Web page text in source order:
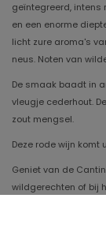
geïntegreerd, intens
en een enorme
licht zure aroma's
neus. Noten van
De smaak baadt in
vleugje cederhout.
zout mengsel.
Deze rode wijn komt
Geniet van de
wildgerechten of bij